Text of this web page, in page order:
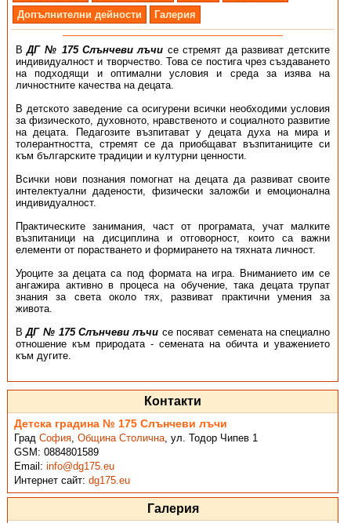
Допълнителни дейности
Галерия
ВДГ № 175 Слънчеви лъчи се стремят да развиват детските
индивидуалност и творчество. Това се постига чрез създаването
на подходящи и оптимални условия и среда за изява на
личностните качества на децата.
В детското заведение са осигурени всички необходими условия
за физическото, духовното, нравственото и социалното развитие
на децата. Педагозите възпитават у децата духа на мира и
толерантността, стремят се да приобщават възпитаниците си
към българските традиции и културни ценности.
Всички нови познания помогнат на децата да развиват своите
интелектуални дадености, физически заложби и емоционална
индивидуалност.
Практическите занимания, част от програмата, учат малките
възпитаници на дисциплина и отговорност, които са важни
елементи от порастването и формирането на тяхната личност.
Уроците за децата са под формата на игра. Вниманието им се
ангажира активно в процеса на обучение, така децата трупат
знания за света около тях, развиват практични умения за
живота.
ВДГ № 175 Слънчеви лъчи се посяват семената на специално
отношение към природата - семената на обичта и уважението
към дугите.
Контакти
Детска градина № 175 Слънчеви лъчи
ГрадСофия,Община Столична,ул. Тодор Чипев 1
GSM:0884801589
Email:info@dg175.eu
Интернет сайт:dg175.eu
Галерия